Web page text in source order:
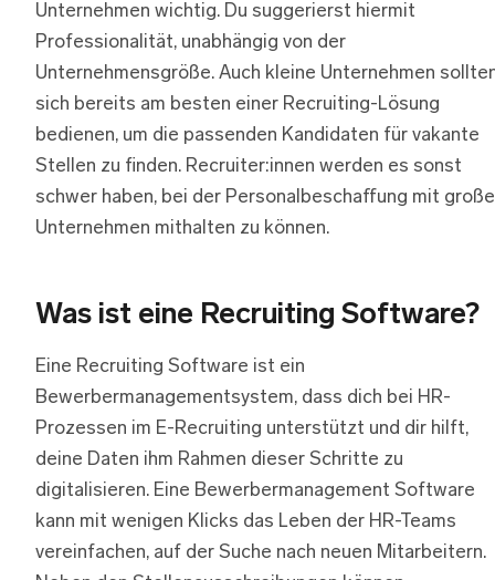
Unternehmen wichtig. Du suggerierst hiermit
Professionalität, unabhängig von der
Unternehmensgröße. Auch kleine Unternehmen
sich bereits am besten einer Recruiting-Lösung
bedienen, um die passenden Kandidaten für vakante
Stellen zu finden. Recruiter:innen werden es sonst
schwer haben, bei der Personalbeschaffung mit
Unternehmen mithalten zu können.
Was ist eine Recruiting Software?
Eine Recruiting Software ist ein
Bewerbermanagementsystem, dass dich bei HR-
Prozessen im E-Recruiting unterstützt und dir hilft,
deine Daten ihm Rahmen dieser Schritte zu
digitalisieren. Eine Bewerbermanagement Software
kann mit wenigen Klicks das Leben der HR-Teams
vereinfachen, auf der Suche nach neuen Mitarbeitern.